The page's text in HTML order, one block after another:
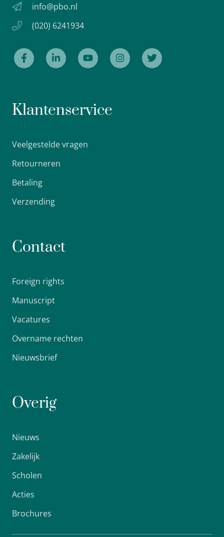
info@pbo.nl
(020) 6241934
Klantenservice
Veelgestelde vragen
Retourneren
Betaling
Verzending
Contact
Foreign rights
Manuscript
Vacatures
Overname rechten
Nieuwsbrief
Overig
Nieuws
Zakelijk
Scholen
Acties
Brochures